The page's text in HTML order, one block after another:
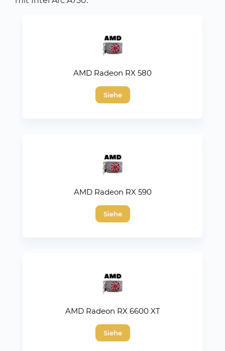
AMD Radeon RX 580
Siehe
AMD Radeon RX 590
Siehe
AMD Radeon RX 6600 XT
Siehe